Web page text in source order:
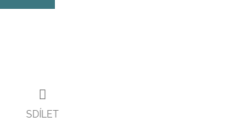
SDÍLET